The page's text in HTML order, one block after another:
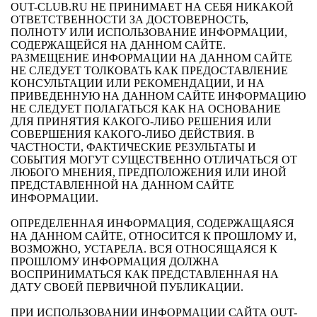
OUT-CLUB.RU НЕ ПРИНИМАЕТ НА СЕБЯ НИКАКОЙ
ОТВЕТСТВЕННОСТИ ЗА ДОСТОВЕРНОСТЬ,
ПОЛНОТУ ИЛИ ИСПОЛЬЗОВАНИЕ ИНФОРМАЦИИ,
СОДЕРЖАЩЕЙСЯ НА ДАННОМ САЙТЕ.
РАЗМЕЩЕНИЕ ИНФОРМАЦИИ НА ДАННОМ САЙТЕ
НЕ СЛЕДУЕТ ТОЛКОВАТЬ КАК ПРЕДОСТАВЛЕНИЕ
КОНСУЛЬТАЦИИ ИЛИ РЕКОМЕНДАЦИИ, И НА
ПРИВЕДЕННУЮ НА ДАННОМ САЙТЕ ИНФОРМАЦИЮ
НЕ СЛЕДУЕТ ПОЛАГАТЬСЯ КАК НА ОСНОВАНИЕ
ДЛЯ ПРИНЯТИЯ КАКОГО-ЛИБО РЕШЕНИЯ ИЛИ
СОВЕРШЕНИЯ КАКОГО-ЛИБО ДЕЙСТВИЯ. В
ЧАСТНОСТИ, ФАКТИЧЕСКИЕ РЕЗУЛЬТАТЫ И
СОБЫТИЯ МОГУТ СУЩЕСТВЕННО ОТЛИЧАТЬСЯ ОТ
ЛЮБОГО МНЕНИЯ, ПРЕДПОЛОЖЕНИЯ ИЛИ ИНОЙ
ПРЕДСТАВЛЕННОЙ НА ДАННОМ САЙТЕ
ИНФОРМАЦИИ.
ОПРЕДЕЛЕННАЯ ИНФОРМАЦИЯ, СОДЕРЖАЩАЯСЯ
НА ДАННОМ САЙТЕ, ОТНОСИТСЯ К ПРОШЛОМУ И,
ВОЗМОЖНО, УСТАРЕЛА. ВСЯ ОТНОСЯЩАЯСЯ К
ПРОШЛОМУ ИНФОРМАЦИЯ ДОЛЖНА
ВОСПРИНИМАТЬСЯ КАК ПРЕДСТАВЛЕННАЯ НА
ДАТУ СВОЕЙ ПЕРВИЧНОЙ ПУБЛИКАЦИИ.
ПРИ ИСПОЛЬЗОВАНИИ ИНФОРМАЦИИ САЙТА OUT-